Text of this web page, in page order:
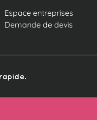
Espace entreprises
Demande de devis